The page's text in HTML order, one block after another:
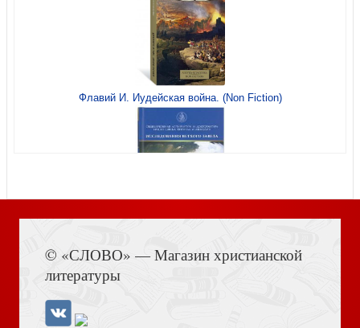
О страстях и добродетелях
Я вспоминаю... (Из Записок архиерея)
веры, 2022)
Флавий И. Иудейская война. (Non Fiction)
© «СЛОВО» — Магазин христианской
литературы